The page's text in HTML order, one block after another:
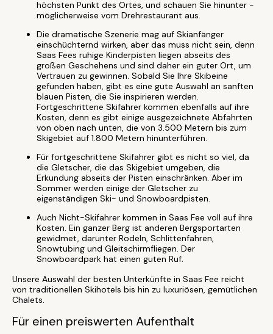
höchsten Punkt des Ortes, und schauen Sie hinunter -
möglicherweise vom Drehrestaurant aus.
Die dramatische Szenerie mag auf Skianfänger
einschüchternd wirken, aber das muss nicht sein, denn
Saas Fees ruhige Kinderpisten liegen abseits des
großen Geschehens und sind daher ein guter Ort, um
Vertrauen zu gewinnen. Sobald Sie Ihre Skibeine
gefunden haben, gibt es eine gute Auswahl an sanften
blauen Pisten, die Sie inspirieren werden.
Fortgeschrittene Skifahrer kommen ebenfalls auf ihre
Kosten, denn es gibt einige ausgezeichnete Abfahrten
von oben nach unten, die von 3.500 Metern bis zum
Skigebiet auf 1.800 Metern hinunterführen.
Für fortgeschrittene Skifahrer gibt es nicht so viel, da
die Gletscher, die das Skigebiet umgeben, die
Erkundung abseits der Pisten einschränken. Aber im
Sommer werden einige der Gletscher zu
eigenständigen Ski- und Snowboardpisten.
Auch Nicht-Skifahrer kommen in Saas Fee voll auf ihre
Kosten. Ein ganzer Berg ist anderen Bergsportarten
gewidmet, darunter Rodeln, Schlittenfahren,
Snowtubing und Gleitschirmfliegen. Der
Snowboardpark hat einen guten Ruf.
Unsere Auswahl der besten Unterkünfte in Saas Fee reicht
von traditionellen Skihotels bis hin zu luxuriösen, gemütlichen
Chalets.
Für einen preiswerten Aufenthalt